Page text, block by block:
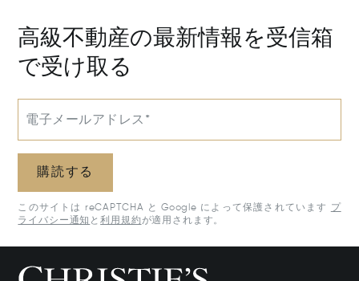
高級不動産の最新情報を受信箱
で受け取る
電子メールアドレス*
購読する
このサイトは reCAPTCHA と Google によって保護されています
プ
ライバシー通知 と利用規約が適用されます。